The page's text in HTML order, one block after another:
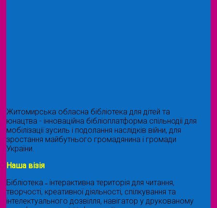
Житомирська обласна бібліотека для дітей та
юнацтва - інноваційна бібліоплатформа спільнодії для
мобілізації зусиль і подолання наслідків війни, для
зростання майбутнього громадянина і громади
України.
Наша візія
Бібліотека ˗ інтерактивна територія для читання,
творчості, креативної діяльності, спілкування та
інтелектуального дозвілля, навігатор у друкованому